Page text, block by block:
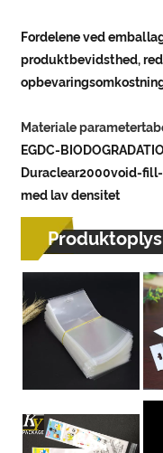
Fordelene ved
produktbevidsthed,
Materiale
EGDC-
Duraclear2000void-
med lav densitet